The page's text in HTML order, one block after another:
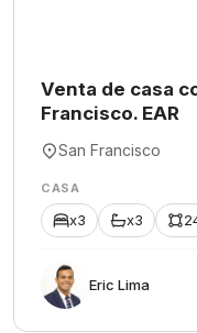
Venta de casa
Francisco. EAR
San Francisco
CASA
x3 x3
Eric Lima